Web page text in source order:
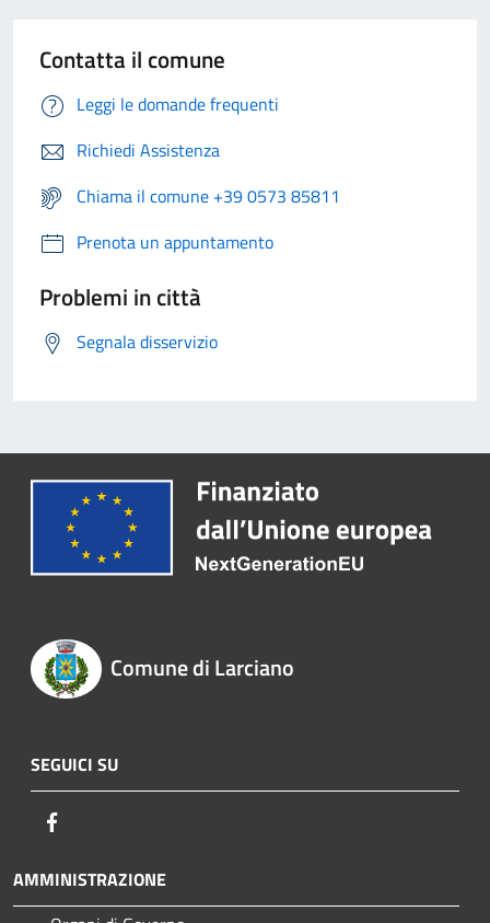
Contatta il comune
Leggi le domande frequenti
Richiedi Assistenza
Chiama il comune +39 0573 85811
Prenota un appuntamento
Problemi in città
Segnala disservizio
Comune di Larciano
SEGUICI SU
AMMINISTRAZIONE